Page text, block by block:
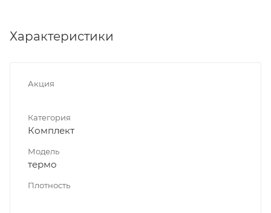
Характеристики
Акция
Категория
Комплект
Модель
термо
Плотность